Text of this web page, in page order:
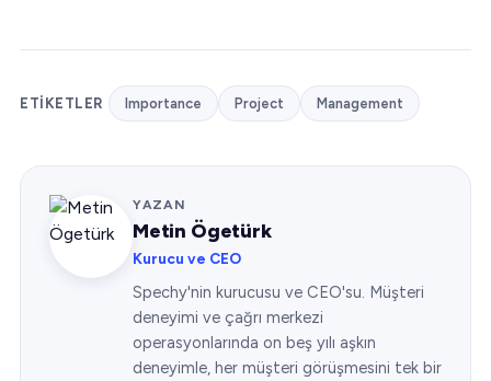
ETIKETLER Importance Project Management
YAZAN
Metin Ögetürk
Kurucu ve CEO
Spechy'nin kurucusu ve CEO'su. Müşteri
deneyimi ve çağrı merkezi
operasyonlarında on beş yılı aşkın
deneyimle, her müşteri görüşmesini tek bir